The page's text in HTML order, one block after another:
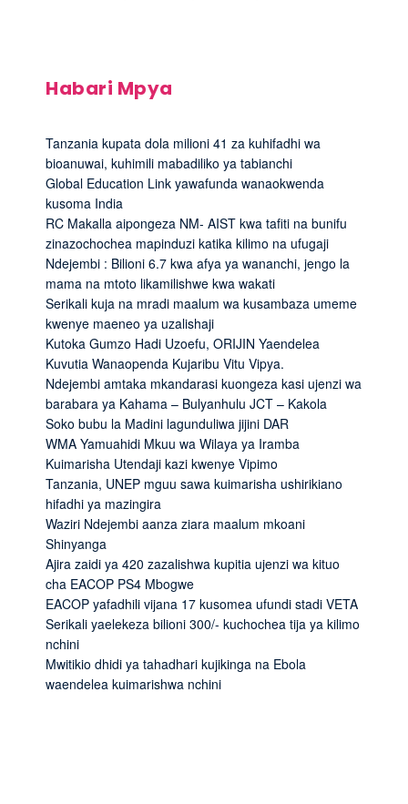
Habari Mpya
Tanzania kupata dola milioni 41 za kuhifadhi wa
bioanuwai, kuhimili mabadiliko ya tabianchi
Global Education Link yawafunda wanaokwenda
kusoma India
RC Makalla aipongeza NM- AIST kwa tafiti na bunifu
zinazochochea mapinduzi katika kilimo na ufugaji
Ndejembi : Bilioni 6.7 kwa afya ya wananchi, jengo la
mama na mtoto likamilishwe kwa wakati
Serikali kuja na mradi maalum wa kusambaza umeme
kwenye maeneo ya uzalishaji
Kutoka Gumzo Hadi Uzoefu, ORIJIN Yaendelea
Kuvutia Wanaopenda Kujaribu Vitu Vipya.
Ndejembi amtaka mkandarasi kuongeza kasi ujenzi wa
barabara ya Kahama – Bulyanhulu JCT – Kakola
Soko bubu la Madini lagunduliwa jijini DAR
WMA Yamuahidi Mkuu wa Wilaya ya Iramba
Kuimarisha Utendaji kazi kwenye Vipimo
Tanzania, UNEP mguu sawa kuimarisha ushirikiano
hifadhi ya mazingira
Waziri Ndejembi aanza ziara maalum mkoani
Shinyanga
Ajira zaidi ya 420 zazalishwa kupitia ujenzi wa kituo
cha EACOP PS4 Mbogwe
EACOP yafadhili vijana 17 kusomea ufundi stadi VETA
Serikali yaelekeza bilioni 300/- kuchochea tija ya kilimo
nchini
Mwitikio dhidi ya tahadhari kujikinga na Ebola
waendelea kuimarishwa nchini